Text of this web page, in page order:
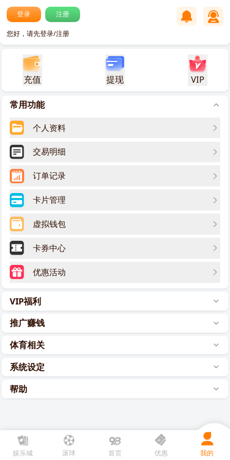
登录 注册
您好，请先登录/注册
充值 提现 VIP
常用功能
个人资料
交易明细
VIP福利
推广赚钱
体育相关
系统设定
帮助
娱乐城 滚球 优惠 我的